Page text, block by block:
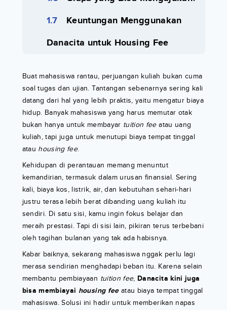
Keuntungan Menggunakan
Danacita untuk Housing Fee
Buat mahasiswa rantau, perjuangan kuliah bukan cuma
soal tugas dan ujian. Tantangan sebenarnya sering kali
datang dari hal yang lebih praktis, yaitu mengatur biaya
hidup. Banyak mahasiswa yang harus memutar otak
bukan hanya untuk membayar tuition feeatau uang
kuliah, tapi juga untuk menutupi biaya tempat tinggal
atau housing fee.
Kehidupan di perantauan memang menuntut
kemandirian, termasuk dalam urusan finansial. Sering
kali, biaya kos, listrik, air, dan kebutuhan sehari-hari
justru terasa lebih berat dibanding uang kuliah itu
sendiri. Di satu sisi, kamu ingin fokus belajar dan
meraih prestasi. Tapi di sisi lain, pikiran terus terbebani
oleh tagihan bulanan yang tak ada habisnya.
Kabar baiknya, sekarang mahasiswa nggak perlu lagi
merasa sendirian menghadapi beban itu. Karena selain
membantu pembiayaan tuition fee, Danacita kini juga
bisa membiayai housing feeatau biaya tempat tinggal
mahasiswa. Solusi ini hadir untuk memberikan napas